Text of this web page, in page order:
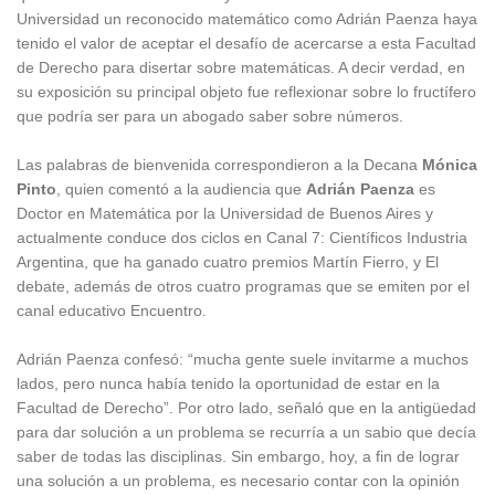
Universidad un reconocido matemático como Adrián Paenza haya
tenido el valor de aceptar el desafío de acercarse a esta Facultad
de Derecho para disertar sobre matemáticas. A decir verdad, en
su exposición su principal objeto fue reflexionar sobre lo fructífero
que podría ser para un abogado saber sobre números.
Las palabras de bienvenida correspondieron a la Decana Mónica
Pinto , quien comentó a la audiencia que Adrián Paenza es
Doctor en Matemática por la Universidad de Buenos Aires y
actualmente conduce dos ciclos en Canal 7: Científicos Industria
Argentina, que ha ganado cuatro premios Martín Fierro, y El
debate, además de otros cuatro programas que se emiten por el
canal educativo Encuentro.
Adrián Paenza confesó: “mucha gente suele invitarme a muchos
lados, pero nunca había tenido la oportunidad de estar en la
Facultad de Derecho”. Por otro lado, señaló que en la antigüedad
para dar solución a un problema se recurría a un sabio que decía
saber de todas las disciplinas. Sin embargo, hoy, a fin de lograr
una solución a un problema, es necesario contar con la opinión